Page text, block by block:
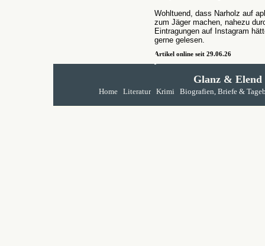
Wohltuend, dass Narholz auf
zum Jäger machen, nahezu
Eintragungen auf Instagram
gerne gelesen.
Artikel online seit 29.06.26
Glanz & Elend
Home Literatur Krimi Biografien, Briefe &